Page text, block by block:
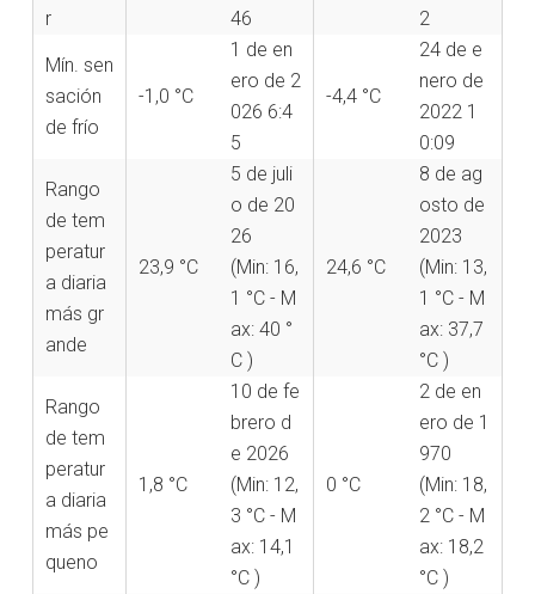
r
46
2
Mín. sen
sación
de frío
-1,0 °C
1 de en
ero de 2
026 6:4
5
-4,4 °C
24 de e
nero de
2022 1
0:09
Rango
de tem
peratur
a diaria
más gr
ande
23,9 °C
5 de juli
o de 20
26
(Min: 16,
1 °C - M
ax: 40 °
C )
24,6 °C
8 de ag
osto de
2023
(Min: 13,
1 °C - M
ax: 37,7
°C )
Rango
de tem
peratur
a diaria
más pe
queno
1,8 °C
10 de fe
brero d
e 2026
(Min: 12,
3 °C - M
ax: 14,1
°C )
0 °C
2 de en
ero de 1
970
(Min: 18,
2 °C - M
ax: 18,2
°C )